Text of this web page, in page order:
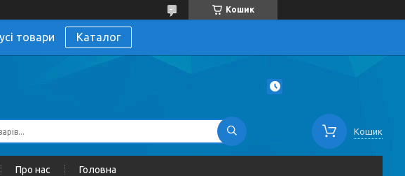
Кошик
товари Каталог
Кошик
Про нас Головна